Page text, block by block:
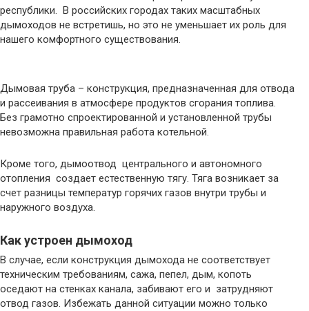
республики. В российских городах таких масштабных
дымоходов не встретишь, но это не уменьшает их роль для
нашего комфортного существования.
Дымовая труба – конструкция, предназначенная для отвода
и рассеивания в атмосфере продуктов сгорания топлива.
Без грамотно спроектированной и установленной трубы
невозможна правильная работа котельной.
Кроме того, дымоотвод центрального и автономного
отопления создает естественную тягу. Тяга возникает за
счет разницы температур горячих газов внутри трубы и
наружного воздуха.
Как устроен дымоход
В случае, если конструкция дымохода не соответствует
техническим требованиям, сажа, пепел, дым, копоть
оседают на стенках канала, забивают его и затрудняют
отвод газов. Избежать данной ситуации можно только